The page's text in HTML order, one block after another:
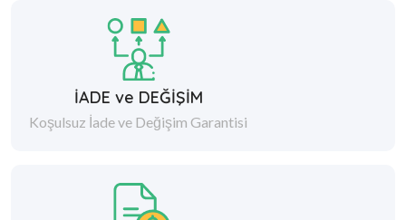
İADE ve DEĞİŞİM
Koşulsuz İade ve Değişim Garantisi